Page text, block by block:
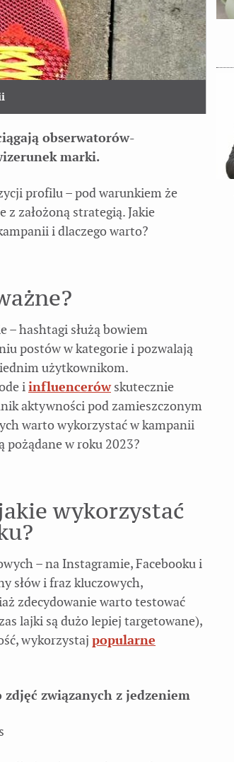
obserwatorów-
marki.
profilu – pod warunkiem że
założoną strategią. Jakie
i dlaczego warto?
– hashtagi służą bowiem
postów w kategorie i pozwalają
użytkownikom.
iinfluencerówskutecznie
aktywności pod zamieszczonym
warto wykorzystać w kampanii
pożądane w roku 2023?
wykorzystać
– na Instagramie, Facebooku i
słów i fraz kluczowych,
zdecydowanie warto testować
lajki są dużo lepiej targetowane),
wykorzystaj popularne
zdjęć związanych z jedzeniem